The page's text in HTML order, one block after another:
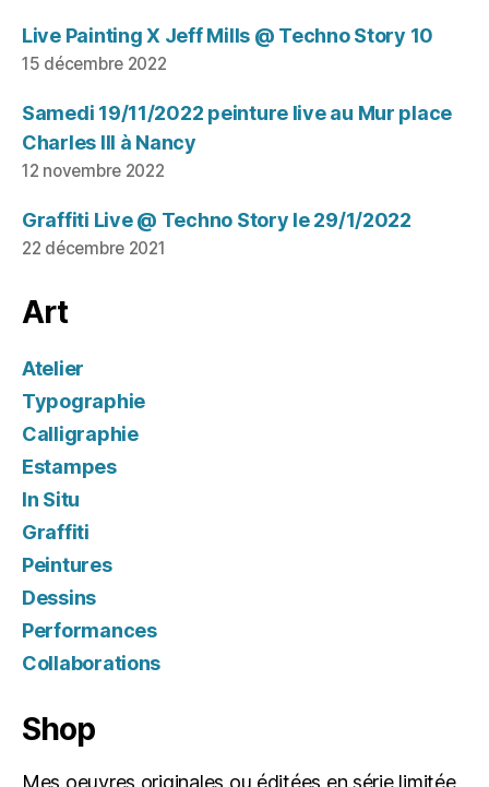
Live Painting X Jeff Mills @ Techno Story 10
15 décembre 2022
Samedi 19/11/2022 peinture live au Mur place
Charles III à Nancy
12 novembre 2022
Graffiti Live @ Techno Story le 29/1/2022
22 décembre 2021
Art
Atelier
Typographie
Calligraphie
Estampes
In Situ
Graffiti
Peintures
Dessins
Performances
Collaborations
Shop
Mes oeuvres originales ou éditées en série limitée